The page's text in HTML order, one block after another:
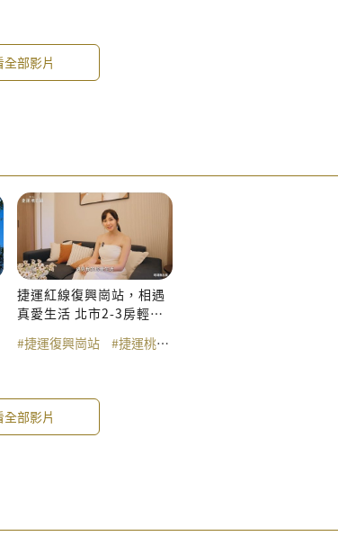
全部影片
際商辦 #商辦 #A級商辦 #NFC環球經貿中心
捷運紅線復興崗站，相遇
真愛生活 北市2-3房輕鬆
#捷運復興崗站 #捷運桃花園
全部影片